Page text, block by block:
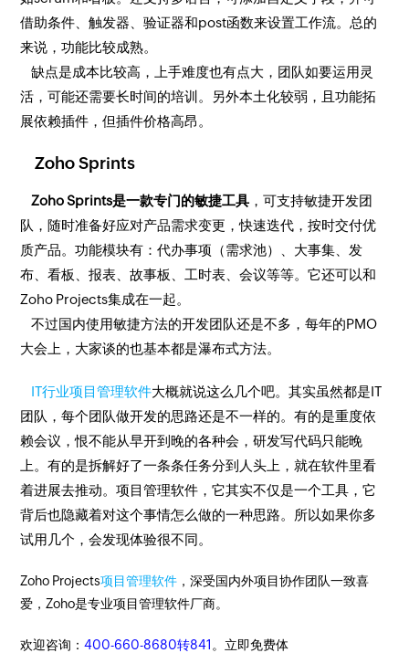
借助条件、触发器、验证器和post函数来设置工作流。总的
来说，功能比较成熟。
缺点是成本比较高，上手难度也有点大，团队如要运用灵
活，可能还需要长时间的培训。另外本土化较弱，且功能拓
展依赖插件，但插件价格高昂。
Zoho Sprints
Zoho Sprints是一款专门的敏捷工具 ，可支持敏捷开发团
队，随时准备好应对产品需求变更，快速迭代，按时交付优
质产品。功能模块有：代办事项（需求池）、大事集、发
布、看板、报表、故事板、工时表、会议等等。它还可以和
Zoho Projects集成在一起。
不过国内使用敏捷方法的开发团队还是不多，每年的PMO
大会上，大家谈的也基本都是瀑布式方法。
IT行业项目管理软件大概就说这么几个吧。其实虽然都是IT
团队，每个团队做开发的思路还是不一样的。有的是重度依
赖会议，恨不能从早开到晚的各种会，研发写代码只能晚
上。有的是拆解好了一条条任务分到人头上，就在软件里看
着进展去推动。项目管理软件，它其实不仅是一个工具，它
背后也隐藏着对这个事情怎么做的一种思路。所以如果你多
试用几个，会发现体验很不同。
Zoho Projects项目管理软件 ，深受国内外项目协作团队一致喜
爱，Zoho是专业项目管理软件厂商。
欢迎咨询：400-660-8680转841 。立即免费体